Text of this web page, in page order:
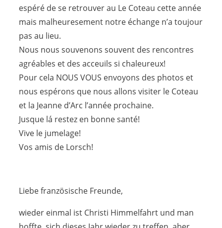
espéré de se retrouver au Le Coteau cette année
mais malheuresement notre échange n’a toujour
pas au lieu.
Nous nous souvenons souvent des rencontres
agréables et des acceuils si chaleureux!
Pour cela NOUS VOUS envoyons des photos et
nous espérons que nous allons visiter le Coteau
et la Jeanne d’Arc l’année prochaine.
Jusque lá restez en bonne santé!
Vive le jumelage!
Vos amis de Lorsch!
Liebe französische Freunde,
wieder einmal ist Christi Himmelfahrt und man